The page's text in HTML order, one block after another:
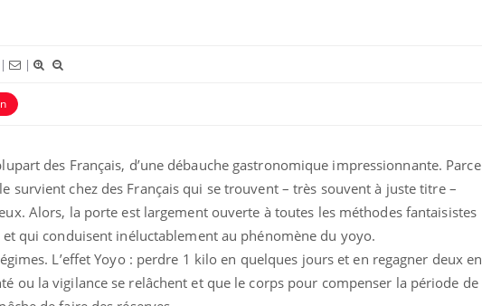
| |
des Français, d’une débauche gastronomique impressionnante. Parce
survient chez des Français qui se trouvent – très souvent à juste titre –
Alors, la porte est largement ouverte à toutes les méthodes fantaisistes
qui conduisent inéluctablement au phénomène du yoyo.
L’effet Yoyo : perdre 1 kilo en quelques jours et en regagner deux en
ou la vigilance se relâchent et que le corps pour compenser la période de